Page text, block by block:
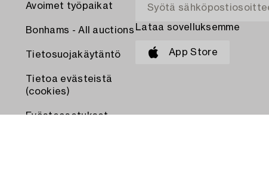
Avoimet työpaikat
Bonhams - All auctions
Tietosuojakäytäntö
Tietoa evästeistä
(cookies)
Evästeasetukset
Lataa sovelluksemme
App Store